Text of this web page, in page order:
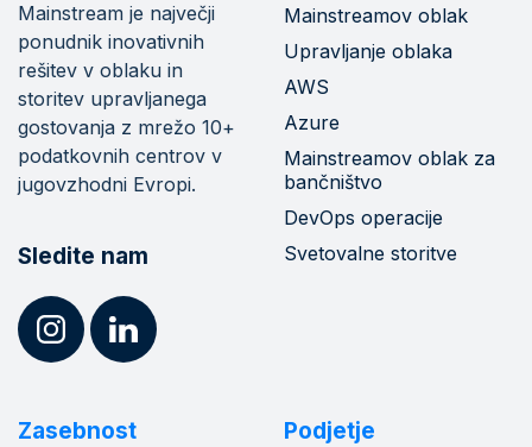
Mainstream je največji
ponudnik inovativnih
rešitev v oblaku in
storitev upravljanega
gostovanja z mrežo 10+
podatkovnih centrov v
jugovzhodni Evropi.
Sledite nam
Mainstreamov oblak
Upravljanje oblaka
AWS
Azure
Mainstreamov oblak za
bančništvo
DevOps operacije
Svetovalne storitve
Zasebnost Podjetje